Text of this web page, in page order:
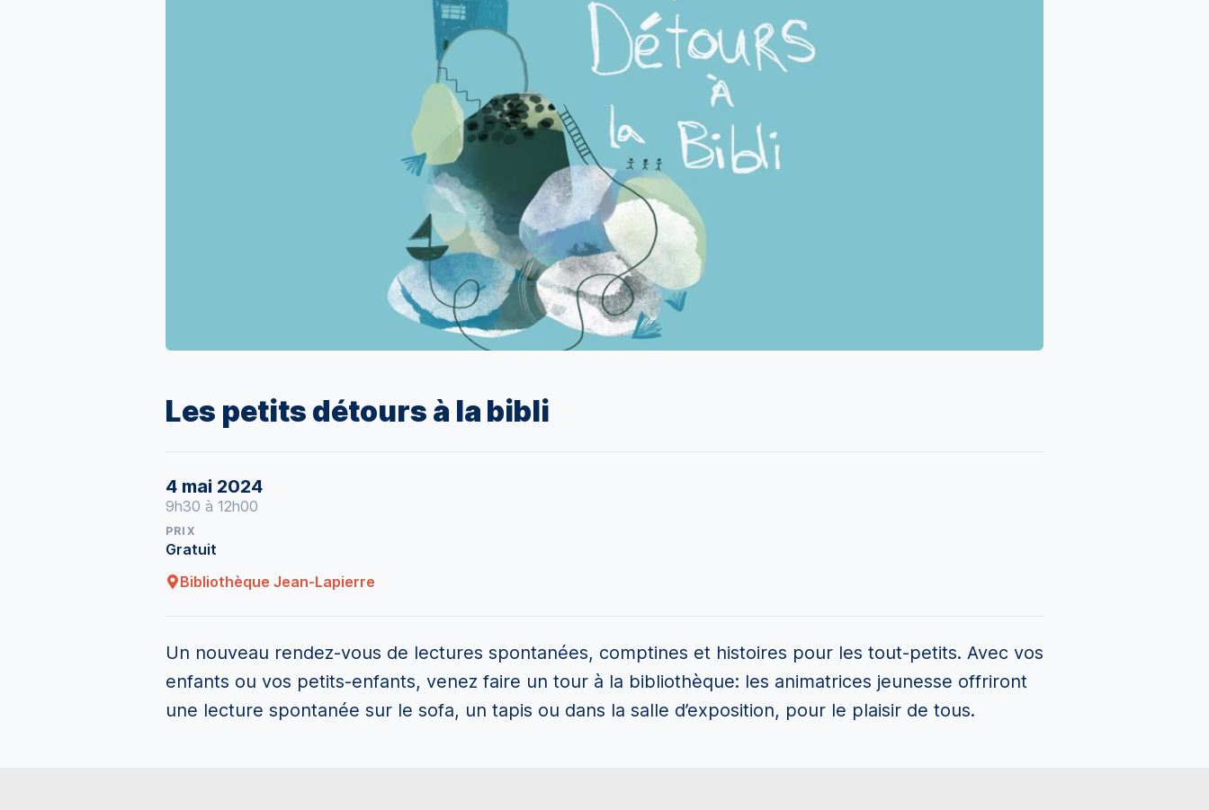
Les petits détours à la bibli
4 mai 2024
9h30 à 12h00
PRIX
Gratuit
Bibliothèque Jean-Lapierre
Un nouveau rendez-vous de lectures spontanées, comptines et histoires pour les tout-petits. Avec vos
enfants ou vos petits-enfants, venez faire un tour à la bibliothèque: les animatrices jeunesse offriront
une lecture spontanée sur le sofa, un tapis ou dans la salle d’exposition, pour le plaisir de tous.